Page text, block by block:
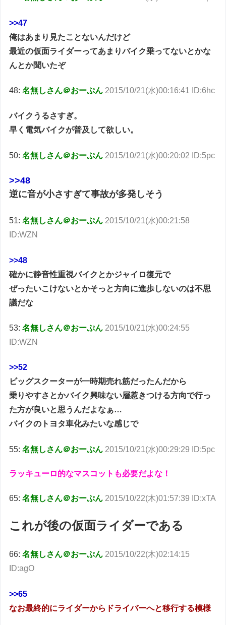
>>47
俺はあまり見たことないんだけど
最近の仮面ライダーってあまりバイク乗ってないとかな
んとか聞いたぞ
48:名無しさん＠おーぷん 2015/10/21(水)00:16:41 ID:6hc
バイクうるさすぎ。
早く電気バイクが普及して欲しい。
50:名無しさん＠おーぷん 2015/10/21(水)00:20:02 ID:5pc
>>48
逆に音が小さすぎて事故が多発しそう
51:名無しさん＠おーぷん 2015/10/21(水)00:21:58
ID:WZN
>>48
確かに静音性重視バイクとかジャイロ復元で
ぜったいこけないとかそっと方向に進歩しないのは不思
議だな
53:名無しさん＠おーぷん 2015/10/21(水)00:24:55
ID:WZN
>>52
ビッグスクーターが一時期売れ筋だったんだから
乗りやすさとかバイク興味ない層惹きつける方向で行っ
た方が良いと思うんだよなぁ…
バイクのトヨタ車化みたいな感じで
55:名無しさん＠おーぷん 2015/10/21(水)00:29:29 ID:5pc
ラッキューロ的なマスコットも必要だよな！
65:名無しさん＠おーぷん 2015/10/22(木)01:57:39 ID:xTA
これが後の仮面ライダーである
66:名無しさん＠おーぷん 2015/10/22(木)02:14:15
ID:agO
>>65
なお最終的にライダーからドライバーへと移行する模様